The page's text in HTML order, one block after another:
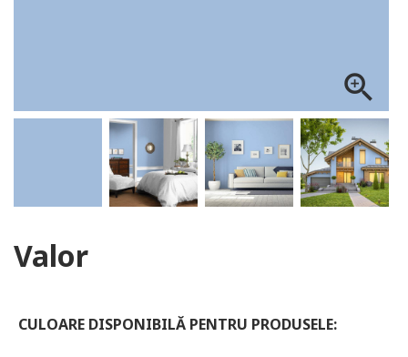
zoom_in
Valor
CULOARE DISPONIBILĂ PENTRU PRODUSELE: